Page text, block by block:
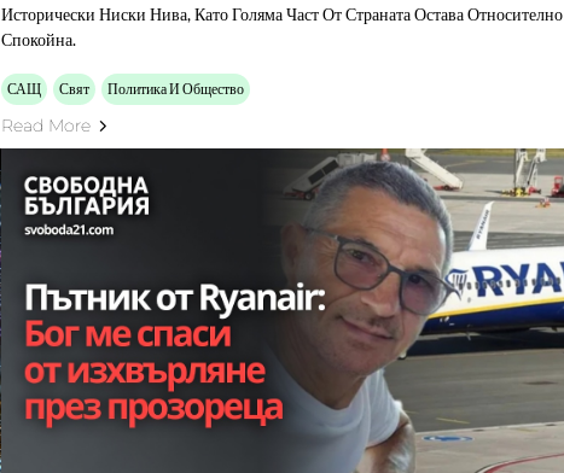
Исторически Ниски Нива, Като Голяма Част От Страната Остава Относително
Спокойна.
САЩ Свят Политика И Общество
Read More